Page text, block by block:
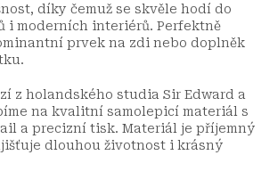
díky čemuž se skvěle hodí do
i moderních interiérů. Perfektně
prvek na zdi nebo doplněk
z holandského studia Sir Edward a
na kvalitní samolepicí materiál s
a precizní tisk. Materiál je příjemný
dlouhou životnost i krásný